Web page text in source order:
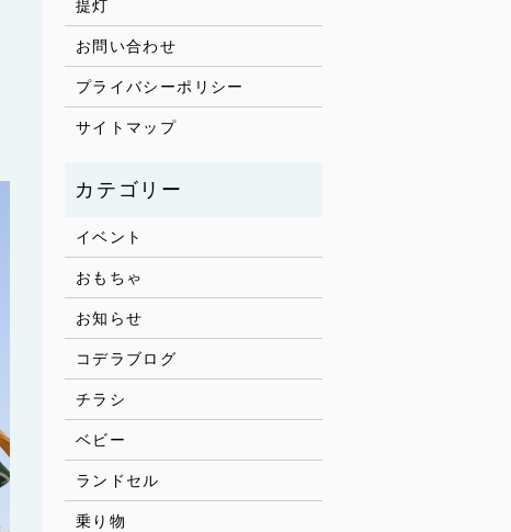
提灯
お問い合わせ
プライバシーポリシー
サイトマップ
イベント
おもちゃ
お知らせ
コデラブログ
チラシ
ベビー
ランドセル
乗り物